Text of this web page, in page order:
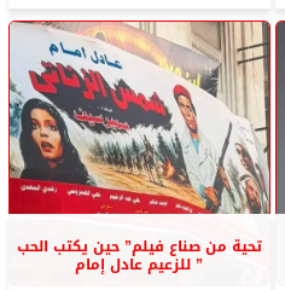
تحية من صناع فيلم” حين يكتب الحب
” للزعيم عادل إمام